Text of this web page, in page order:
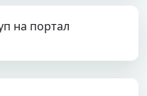
на портал